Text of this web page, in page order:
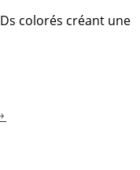
colorés créant une